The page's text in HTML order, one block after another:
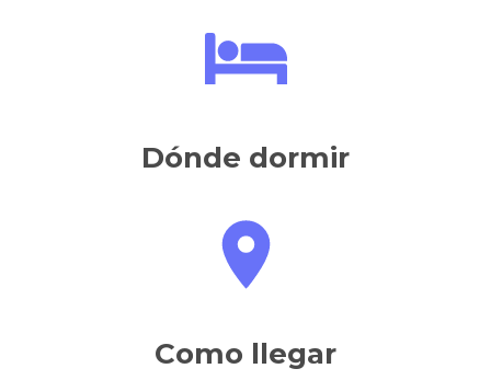
Dónde comer
Dónde comprar